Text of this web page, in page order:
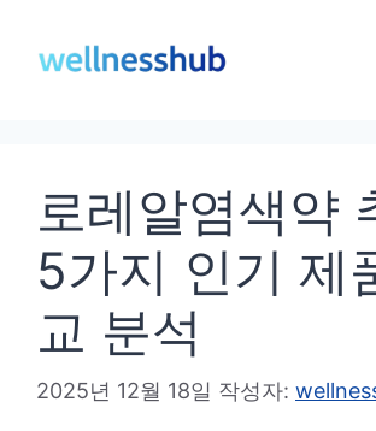
로레알염색약
5가지 인기 제
교 분석
2025년 12월 18일 작성자: